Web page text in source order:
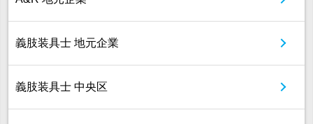
義肢装具士 地元企業
義肢装具士 中央区